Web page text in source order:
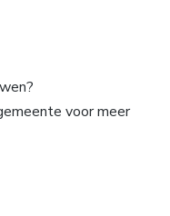
voor meer